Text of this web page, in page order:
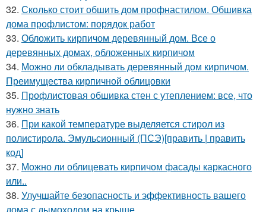
32. Сколько стоит обшить дом профнастилом. Обшивка
дома профлистом: порядок работ
33. Обложить кирпичом деревянный дом. Все о
деревянных домах, обложенных кирпичом
34. Можно ли обкладывать деревянный дом кирпичом.
Преимущества кирпичной облицовки
35. Профлистовая обшивка стен с утеплением: все, что
нужно знать
36. При какой температуре выделяется стирол из
полистирола. Эмульсионный (ПСЭ)[править | править
код]
37. Можно ли облицевать кирпичом фасады каркасного
или..
38. Улучшайте безопасность и эффективность вашего